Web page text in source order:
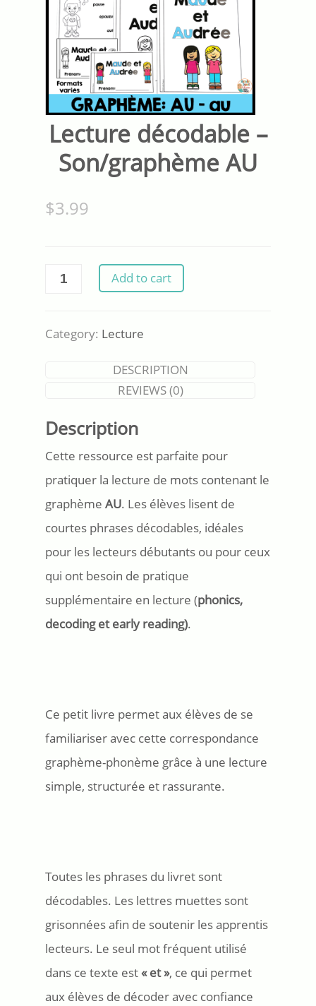
Lecture décodable –
Son/graphème AU
$3.99
Lecture
décodable
Son/graphème
Add to cart
Category: Lecture
DESCRIPTION
REVIEWS (0)
Description
Cette ressource est parfaite pour
pratiquer la lecture de mots contenant le
graphème AU. Les élèves lisent de
courtes phrases décodables, idéales
pour les lecteurs débutants ou pour ceux
qui ont besoin de pratique
supplémentaire en lecture (phonics,
decoding et early reading).
Ce petit livre permet aux élèves de se
familiariser avec cette correspondance
graphème-phonème grâce à une lecture
simple, structurée et rassurante.
Toutes les phrases du livret sont
décodables. Les lettres muettes sont
grisonnées afin de soutenir les apprentis
lecteurs. Le seul mot fréquent utilisé
dans ce texte est« et », ce qui permet
aux élèves de décoder avec confiance